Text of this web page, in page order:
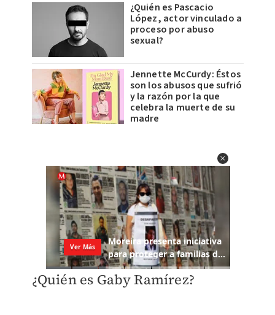
¿Quién es Pascacio
López, actor vinculado a
proceso por abuso
sexual?
Jennette McCurdy: Éstos
son los abusos que sufrió
y la razón por la que
celebra la muerte de su
madre
¿Quién es Gaby Ramírez?